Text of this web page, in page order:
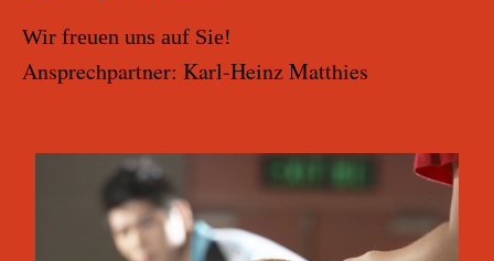
Wir freuen uns auf Sie!
Ansprechpartner: Karl-Heinz Matthies